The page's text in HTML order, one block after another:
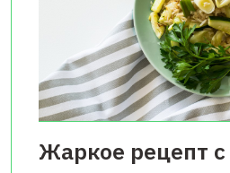
Жаркое рецепт